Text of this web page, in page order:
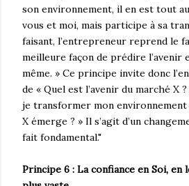
son environnement, il en est tout
vous et moi, mais participe à sa
faisant, l’entrepreneur reprend le
meilleure façon de prédire l’avenir
même. » Ce principe invite donc
de « Quel est l’avenir du marché X
je transformer mon
X émerge ? » Il s’agit d’un
fait fondamental."
Principe 6 : La confiance en Soi, en